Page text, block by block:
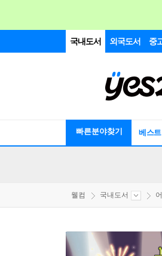
국내도서 외국도서 중
빠른분야찾기 베스트
웰컴 국내도서